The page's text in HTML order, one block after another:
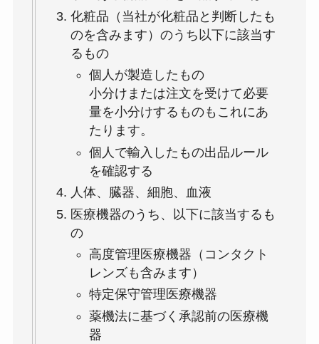
化粧品（当社が化粧品と判断したも
のを含みます）のうち以下に該当す
るもの
個人が製造したもの
小分けまたは注文を受けて必要
量を小分けするものもこれにあ
たります。
個人で輸入したもの出品ルール
を確認する
人体、臓器、細胞、血液
医療機器のうち、以下に該当するも
の
高度管理医療機器（コンタクト
レンズも含みます）
特定保守管理医療機器
薬機法に基づく承認前の医療機
器